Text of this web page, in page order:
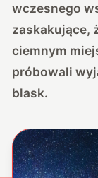
wczesnego
zaskakujące,
ciemnym
próbowali
blask.